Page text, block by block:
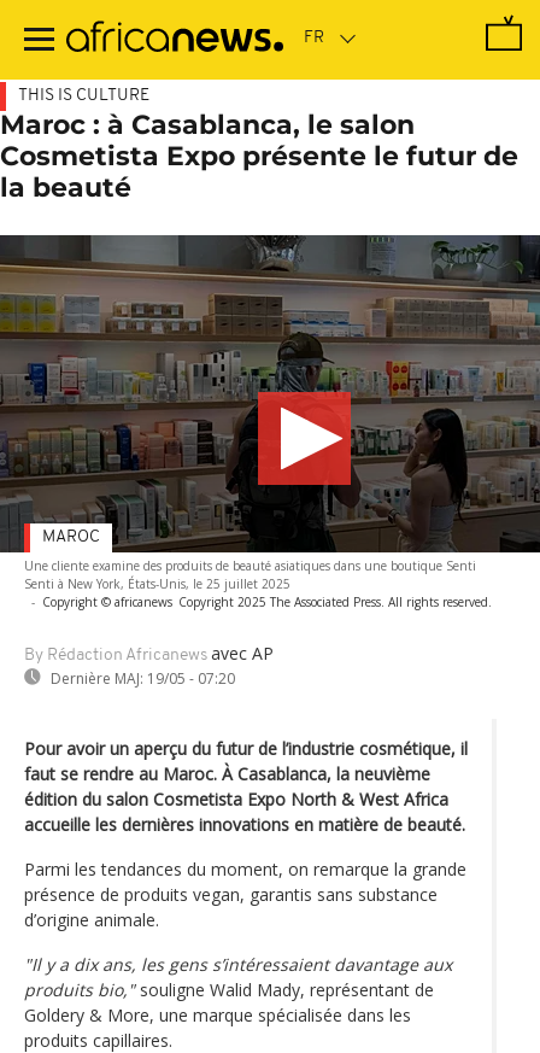
contenu
THIS IS CULTURE
Maroc : à Casablanca, le salon
Cosmetista Expo présente le futur de
la beauté
Une cliente examine des produits de beauté asiatiques dans une boutique Senti
Senti à New York, États-Unis, le 25 juillet 2025
- Copyright © africanews Copyright 2025 The Associated Press. All rights reserved.
By Rédaction Africanews avec AP
Dernière MAJ: 19/05 - 07:20
MAROC
Pour avoir un aperçu du futur de l’industrie cosmétique, il
faut se rendre au Maroc. À Casablanca, la neuvième
édition du salon Cosmetista Expo North & West Africa
accueille les dernières innovations en matière de beauté.
Parmi les tendances du moment, on remarque la grande
présence de produits vegan, garantis sans substance
d’origine animale.
"Il y a dix ans, les gens s’intéressaient davantage aux
produits bio,"souligne Walid Mady, représentant de
Goldery & More, une marque spécialisée dans les
produits capillaires.